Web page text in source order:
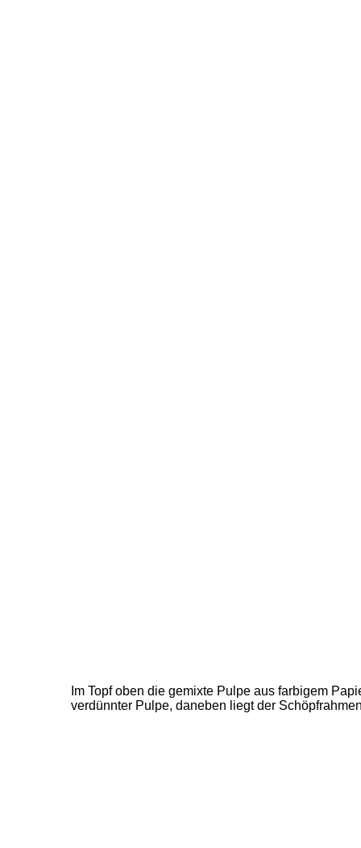
Im Topf oben die gemixte Pulpe aus farbigem
verdünnter Pulpe, daneben liegt der